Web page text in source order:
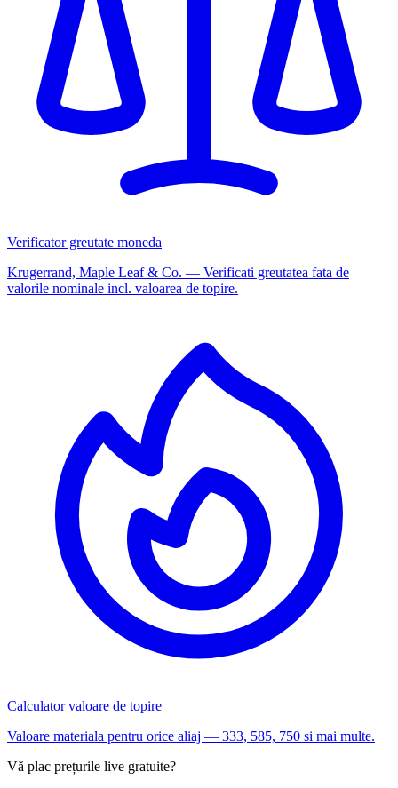
Verificator greutate moneda
Krugerrand, Maple Leaf & Co. — Verificati greutatea fata de
valorile nominale incl. valoarea de topire.
Calculator valoare de topire
Valoare materiala pentru orice aliaj — 333, 585, 750 si mai multe.
Vă plac prețurile live gratuite?